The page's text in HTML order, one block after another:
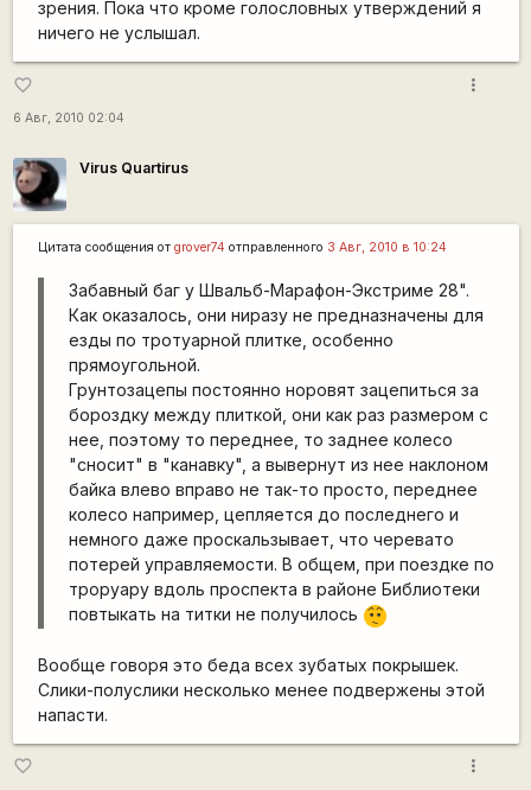
зрения. Пока что кроме голословных утверждений я
ничего не услышал.
favorite_border
6 Авг, 2010 02:04
more_vert
Virus Quartirus
Цитата сообщения от grover74 отправленного 3 Авг, 2010 в 10:24
Забавный баг у Швальб-Марафон-Экстриме 28".
Как оказалось, они ниразу не предназначены для
езды по тротуарной плитке, особенно
прямоугольной.
Грунтозацепы постоянно норовят зацепиться за
бороздку между плиткой, они как раз размером с
нее, поэтому то переднее, то заднее колесо
"сносит" в "канавку", а вывернут из нее наклоном
байка влево вправо не так-то просто, переднее
колесо например, цепляется до последнего и
немного даже проскальзывает, что черевато
потерей управляемости. В общем, при поездке по
троруару вдоль проспекта в районе Библиотеки
повтыкать на титки не получилось :-/
Вообще говоря это беда всех зубатых покрышек.
Слики-полуслики несколько менее подвержены этой
напасти.
favorite_border more_vert